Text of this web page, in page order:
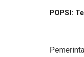
POPSI: